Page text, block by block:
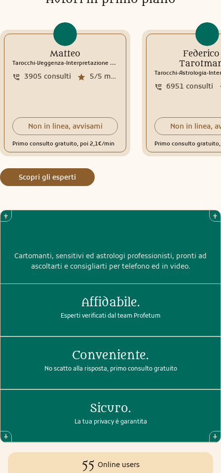
Matteo
Tarocchi.Veggenza.Interpretazione sogni
5/5 media recensioni
3905 consulti
Non in linea, avvisami
Primo consulto gratuito, poi 2,1€/min
Tarocchi.Astrologia.
6951 consulti
Non in linea,
Primo consulto
Scopri gli esperti
Cartomanti, sensitivi ed astrologi professionisti, pronti ad
ascoltarti e consigliarti per telefono ed in video.
Affidabile.
Esperti verificati dal team Profetum
Conveniente.
No scatto alla risposta, primo consulto gratuito
Sicuro.
La tua privacy è garantita
55 Online users